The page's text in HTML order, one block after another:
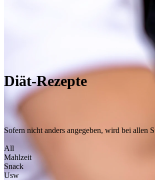
Diät-Rezepte
Sofern nicht anders angegeben, wird bei allen
All
Mahlzeit
Snack
Usw